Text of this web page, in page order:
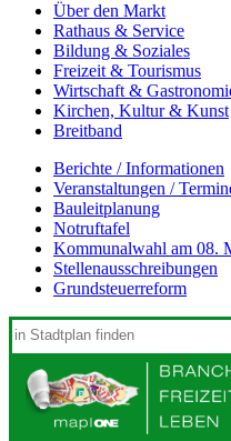
Über den Markt
Rathaus & Service
Bildung & Soziales
Freizeit & Tourismus
Wirtschaft &
Kirchen, Kultur & Kunst
Breitband
Berichte / Informationen
Veranstaltungen /
Bauleitplanung
Notruftafel
Kommunalwahl am 08.
Stellenausschreibungen
Grundsteuerreform